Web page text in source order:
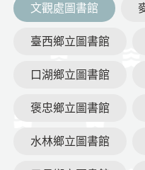
文觀處圖書館
臺西鄉立圖書館
口湖鄉立圖書館
褒忠鄉立圖書館
水林鄉立圖書館